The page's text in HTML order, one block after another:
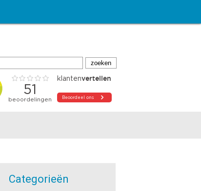
Categorieën